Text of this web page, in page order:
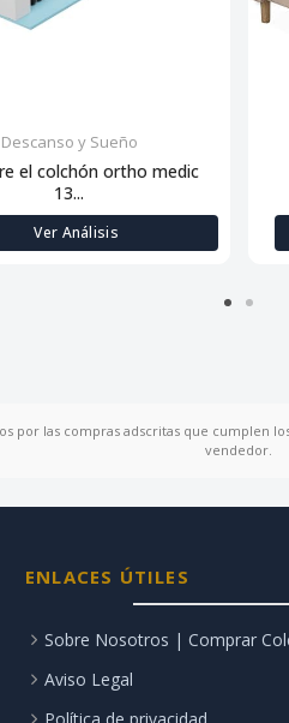
Descanso y Sueño
el colchón ortho medic
13...
Ver Análisis
por las compras adscritas que cumplen
vendedor.
ENLACES ÚTILES
Sobre Nosotros | Comprar
Aviso Legal
Política de privacidad